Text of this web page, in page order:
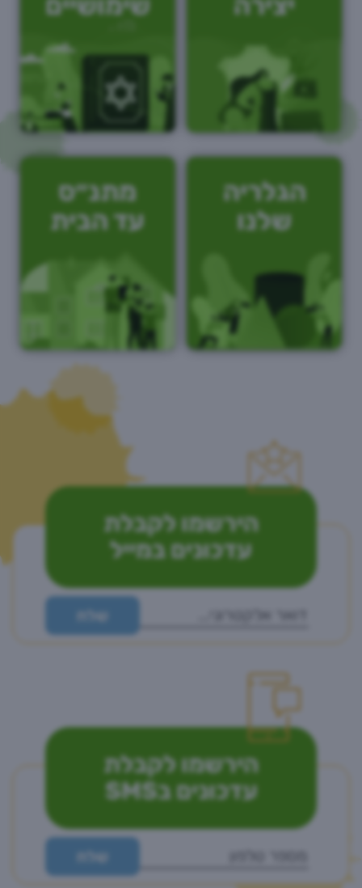
הגלריה
שלנו
מתנ״ס
עד הבית
הירשמו לקבלת
עדכונים במייל
הירשמו לקבלת
עדכונים בSMS